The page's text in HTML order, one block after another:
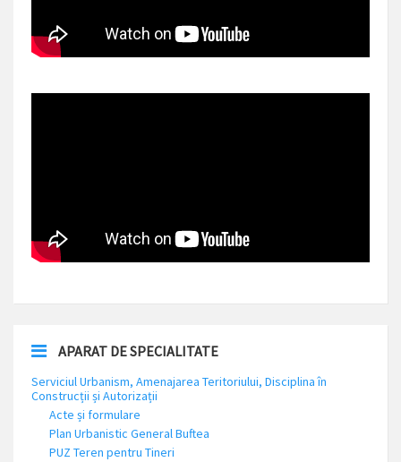
APARAT DE SPECIALITATE
Serviciul Urbanism, Amenajarea Teritoriului, Disciplina în
Construcții și Autorizații
Acte și formulare
Plan Urbanistic General Buftea
PUZ Teren pentru Tineri